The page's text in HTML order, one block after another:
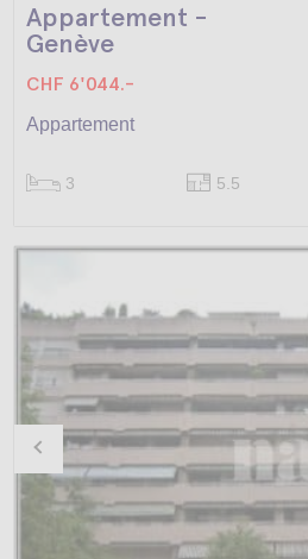
Appartement -
Genève
CHF 6'044.-
Appartement
3 5.5